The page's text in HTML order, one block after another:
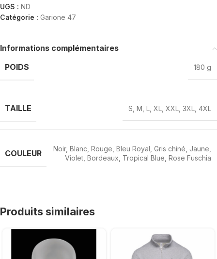
UGS : ND
Catégorie : Garione 47
Informations complémentaires
POIDS
180 g
TAILLE S M L XL XXL 3XL 4XL
COULEUR Noir, Blanc Rouge Bleu Royal Gris chiné Jaune
Violet Bordeaux Tropical Blue Rose Fuschia
Produits similaires